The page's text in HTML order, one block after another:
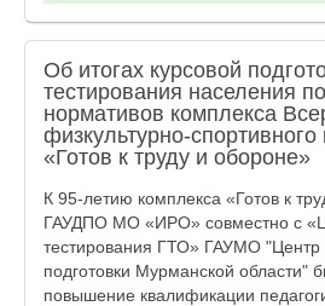
Об итогах курсовой
тестирования населения
нормативов комплекса
физкультурно-спортивного
«Готов к труду и обороне»
К 95-летию комплекса «Готов к
ГАУДПО МО «ИРО» совместно с
тестирования ГТО» ГАУМО "Центр
подготовки Мурманской области"
повышение квалификации